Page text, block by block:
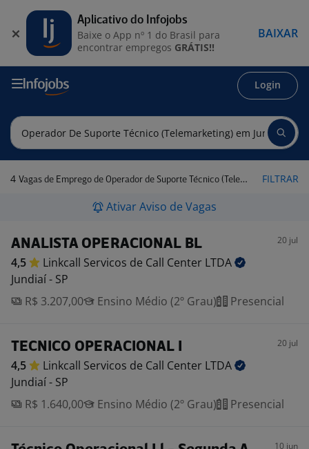
Login
4 Vagas de Emprego de Operador de Suporte Técnico (Telemarketing) em Jundiaí - SP FILTRAR
Ativar Aviso de Vagas
ANALISTA OPERACIONAL BL 20 jul
4,5 Linkcall Servicos de Call Center LTDA
Jundiaí - SP
R$ 3.207,00
Ensino Médio (2º Grau) Presencial
TECNICO OPERACIONAL I 20 jul
4,5 Linkcall Servicos de Call Center LTDA
Jundiaí - SP
R$ 1.640,00
Ensino Médio (2º Grau) Presencial
10 jun
Aplicativo do Infojobs
Baixe o App nº 1 do Brasil para
encontrar empregos GRÁTIS!!
BAIXAR